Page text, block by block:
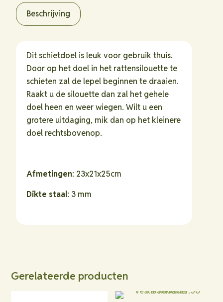
Reset
Target
Beschrijving
Dit schietdoel is leuk voor gebruik thuis.
Door op het doel in het rattensilouette te
schieten zal de lepel beginnen te draaien.
Raakt u de silouette dan zal het gehele
doel heen en weer wiegen. Wilt u een
grotere uitdaging, mik dan op het kleinere
doel rechtsbovenop.
Afmetingen: 23x21x25cm
Dikte staal: 3 mm
Gerelateerde producten